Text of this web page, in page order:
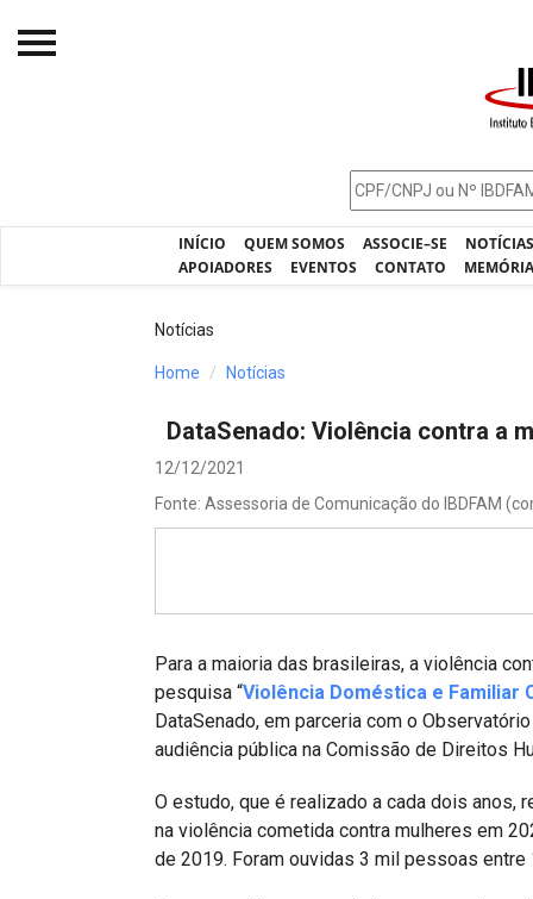
INÍCIO QUEM SOMOS ASSOCIE–SE
APOIADORES
EVENTOS CONTATO
Processos - IBDFAM
Alienação Parental
Encontre um Escritório
IBDFAM Educacional
Notícias
Home Notícias
DataSenado: Violência contra a
12/12/2021
Fonte: Assessoria de Comunicação do IBDFAM
Para a maioria das brasileiras, a violência
pesquisa “Violência Doméstica e Familiar
DataSenado, em parceria com o
audiência pública na Comissão de Direitos
O estudo, que é realizado a cada dois anos,
na violência cometida contra mulheres em
de 2019. Foram ouvidas 3 mil pessoas